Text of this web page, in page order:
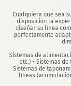
Cualquiera que sea
disposición la
diseñar su línea
perfectamente
Sistemas de
etc.) - Sistemas
Sistemas de
líneas